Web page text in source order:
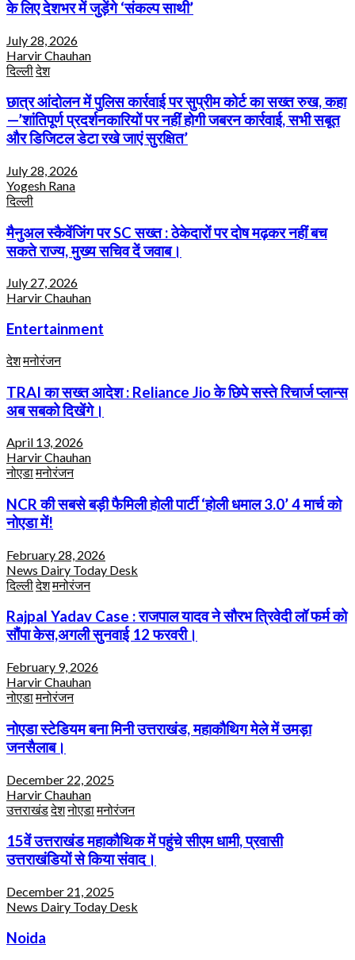
के लिए देशभर में जुड़ेंगे ‘संकल्प साथी’
July 28, 2026
Harvir Chauhan
दिल्लीदेश
छात्र आंदोलन में पुलिस कार्रवाई पर सुप्रीम कोर्ट का सख्त रुख, कहा
—’शांतिपूर्ण प्रदर्शनकारियों पर नहीं होगी जबरन कार्रवाई, सभी सबूत
और डिजिटल डेटा रखे जाएं सुरक्षित’
July 28, 2026
Yogesh Rana
दिल्ली
मैनुअल स्कैवेंजिंग पर SC सख्त : ठेकेदारों पर दोष मढ़कर नहीं बच
सकते राज्य, मुख्य सचिव दें जवाब।
July 27, 2026
Harvir Chauhan
Entertainment
देशमनोरंजन
TRAI का सख्त आदेश : Reliance Jio के छिपे सस्ते रिचार्ज प्लान्स
अब सबको दिखेंगे।
April 13, 2026
Harvir Chauhan
नोएडामनोरंजन
NCR की सबसे बड़ी फैमिली होली पार्टी ‘होली धमाल 3.0’ 4 मार्च को
नोएडा में!
February 28, 2026
News Dairy Today Desk
दिल्लीदेशमनोरंजन
Rajpal Yadav Case : राजपाल यादव ने सौरभ त्रिवेदी लॉ फर्म को
सौंपा केस,अगली सुनवाई 12 फरवरी।
February 9, 2026
Harvir Chauhan
नोएडामनोरंजन
नोएडा स्टेडियम बना मिनी उत्तराखंड, महाकौथिग मेले में उमड़ा
जनसैलाब।
December 22, 2025
Harvir Chauhan
उत्तराखंडदेशनोएडामनोरंजन
15वें उत्तराखंड महाकौथिक में पहुंचे सीएम धामी, प्रवासी
उत्तराखंडियों से किया संवाद।
December 21, 2025
News Dairy Today Desk
Noida